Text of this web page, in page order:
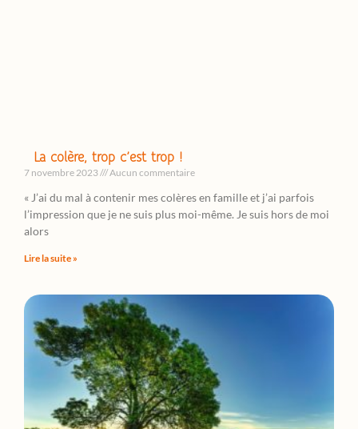
La colère, trop c’est trop !
7 novembre 2023 Aucun commentaire
« J’ai du mal à contenir mes colères en famille et j’ai parfois
l’impression que je ne suis plus moi-même. Je suis hors de moi
alors
Lire la suite »